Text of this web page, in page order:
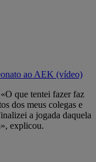
ao AEK (vídeo)
que tentei fazer faz
dos meus colegas e
a jogada daquela
explicou.